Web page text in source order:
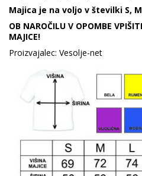
Majica je na voljo v številki S, M,
OB NAROČILU V OPOMBE
MAJICE!
Proizvajalec: Vesolje-net